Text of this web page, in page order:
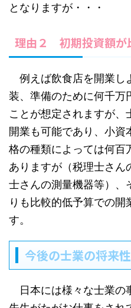
となりますが・・・
理由２ 初期投資額が
例えば飲食店を開業し
装、準備のために何千万
ことが想定されますが
開業も可能であり、小資
格の種類によっては何百
ありますが（税理士さん
士さんの測量機器等）、
りも比較的低予算での開
す。
今後の士業の将来
日本には様々な士業の